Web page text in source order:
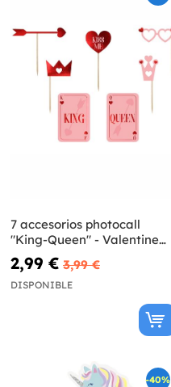
7 accesorios photocall
"King-Queen" - Valentine
Collection
2,99 € 3,99 €
DISPONIBLE
-40%